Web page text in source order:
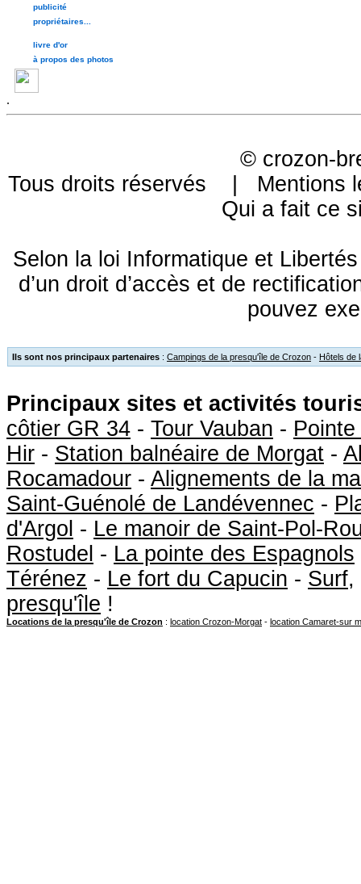
publicité
propriétaires...
livre d'or
à propos des photos
.
© crozon-
Tous droits réservés | Mentions
Qui a fait ce
Selon la loi Informatique et
d’un droit d’accès et de
pouvez
Ils sont nos principaux partenaires : Campings de la presqu'île de Crozon - Hôtels de
Principaux sites et activités
côtier GR 34 - Tour Vauban -
Hir - Station balnéaire de Morgat -
Rocamadour - Alignements de la
Saint-Guénolé de Landévennec -
d'Argol - Le manoir de Saint-Pol-
Rostudel - La pointe des Espagnols
Térénez - Le fort du Capucin - Surf,
presqu'île !
Locations de la presqu'île de Crozon : location Crozon-Morgat - location Camaret-sur